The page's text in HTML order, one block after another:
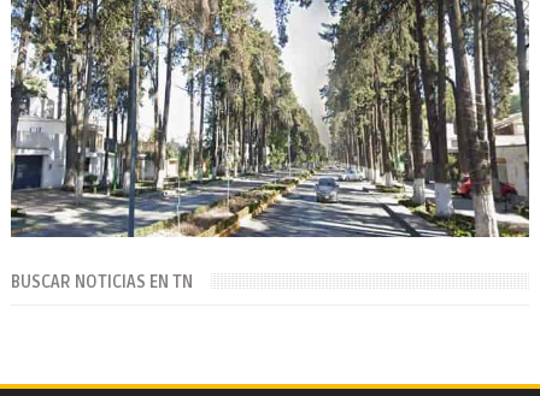
BUSCAR NOTICIAS EN TN